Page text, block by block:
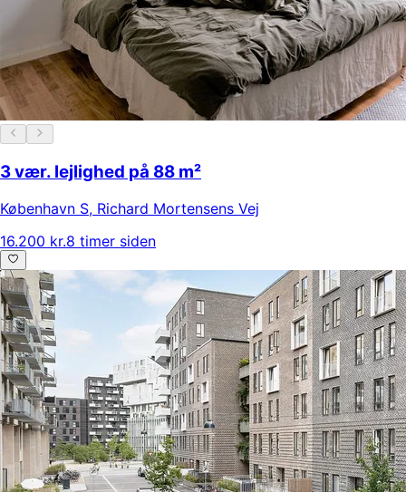
3 vær. lejlighed på 88 m²
København S, Richard Mortensens Vej
16.200 kr.8 timer siden